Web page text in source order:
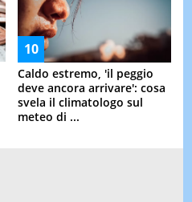
Caldo estremo, 'il peggio
deve ancora arrivare': cosa
svela il climatologo sul
meteo di ...